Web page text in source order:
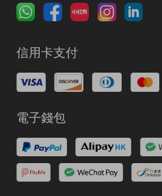
信用卡支付
電子錢包